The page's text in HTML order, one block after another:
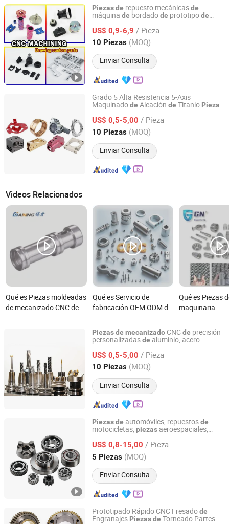
Piezasde repuesto mecánicasde
máquina de bordadode prototipode
anodizado personalizado
US$ 0,9-6,9 / Pieza
10 Piezas (MOQ)
Enviar Consulta
Shenzhen Honvision Precision Technology Co., Ltd.
Guangdong, China Desde 2021
Grado 5 Alta Resistencia 5-Axis
Maquinadode Aleación de Titanio Piezas
Aeronaves EquiposdeLaboratorio
Médico y Instalaciones
Submarinas
US$ 0,5-5,00 / Pieza
10 Piezas (MOQ)
Enviar Consulta
Suzhou Everich Industrial Tech Co., Ltd
Jiangsu, China Desde 2025
Videos Relacionados
Qué es Piezas moldeadas
de mecanizado CNC de
fábrica de Hebei
Qué es Servicio de
fabricación OEM ODM de
aluminio de alta calidad
para mecanizado CNC,
Qué es Piezas
maquinaria
plástico y
fresado,
Piezasde mecanizado CNCde precisión
personalizadasde aluminio, acero
médicos, aeroespaciales e industriales 3 4
5
US$ 0,5-5,00 / Pieza
10 Piezas (MOQ)
Enviar Consulta
Suzhou Everich Industrial Tech Co., Ltd
Jiangsu, China Desde 2025
Piezasde automóviles, repuestosde
motocicletas, piezas aeroespaciales,
torneadas
US$ 0,8-15,00 / Pieza
5 Piezas (MOQ)
Enviar Consulta
Dongguan Zongjin Hardware Products Co., Ltd.
Guangdong, China Desde 2020
Prototipado Rápido CNC Fresadode
Engranajes Piezasde Torneado Partes